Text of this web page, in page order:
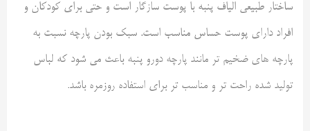
ساختار طبیعی الیاف پنبه با پوست سازگار است و حتی برای کودکان و
افراد دارای پوست حساس مناسب است. سبک بودن پارچه نسبت به
پارچه های ضخیم تر مانند پارچه دورو پنبه باعث می شود که لباس
تولید شده راحت تر و مناسب تر برای استفاده روزمره باشد.